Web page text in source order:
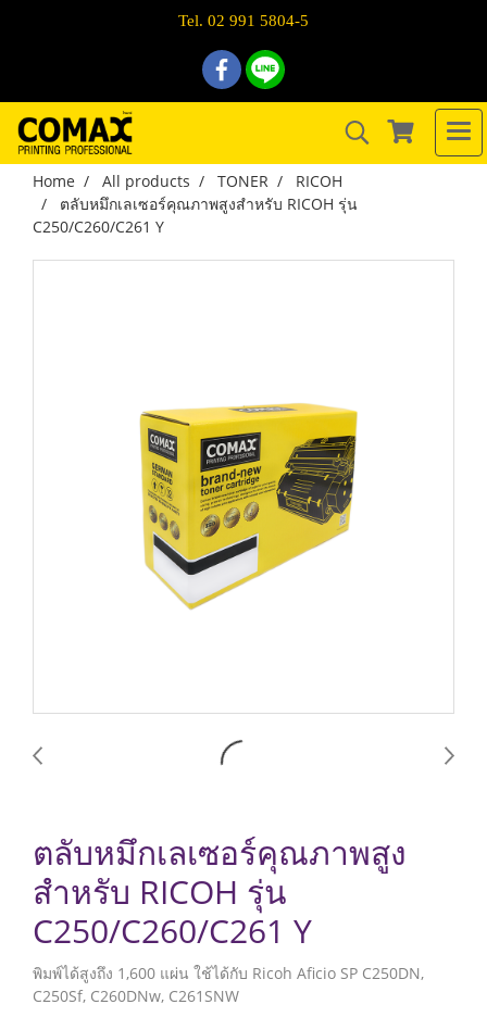
Tel. 02 991 5804-5
Home All products TONER
RICOH
ตลับหมึกเลเซอร์คุณภาพสูงสำหรับ RICOH รุ่น
C250/C260/C261 Y
ตลับหมึกเลเซอร์คุณภาพสูง
สำหรับ RICOH รุ่น
C250/C260/C261 Y
พิมพ์ได้สูงถึง 1,600 แผ่น ใช้ได้กับ Ricoh Aficio SP C250DN,
C250Sf, C260DNw, C261SNW